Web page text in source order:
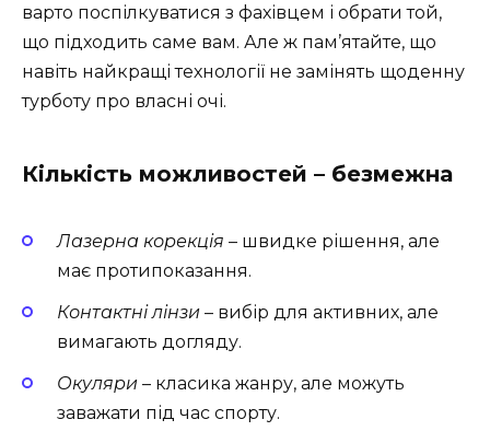
варто поспілкуватися з фахівцем і обрати той,
що підходить саме вам. Але ж пам’ятайте, що
навіть найкращі технології не замінять щоденну
турботу про власні очі.
Кількість можливостей – безмежна
Лазерна корекція – швидке рішення, але
має протипоказання.
Контактні лінзи – вибір для активних, але
вимагають догляду.
Окуляри – класика жанру, але можуть
заважати під час спорту.